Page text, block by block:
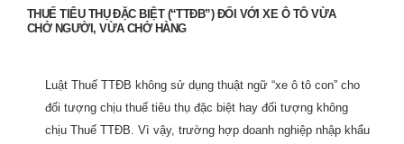
THUẾ TIÊU THỤ ĐẶC BIỆT (“TTĐB”) ĐỐI VỚI XE Ô TÔ VỪA
CHỞ NGƯỜI, VỪA CHỞ HÀNG
Luật Thuế TTĐB không sử dụng thuật ngữ “xe ô tô con” cho
đối tượng chịu thuế tiêu thụ đặc biệt hay đối tượng không
chịu Thuế TTĐB. Vì vậy, trường hợp doanh nghiệp nhập khẩu